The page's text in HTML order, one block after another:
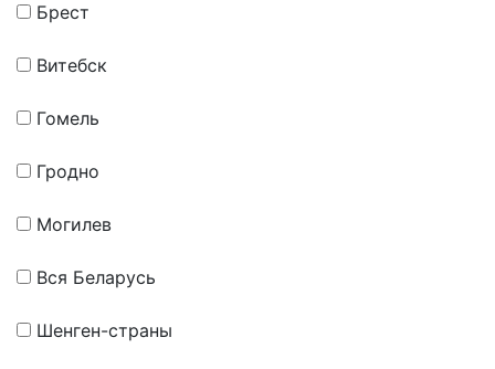
Брест
Витебск
Гомель
Гродно
Могилев
Вся Беларусь
Шенген-страны